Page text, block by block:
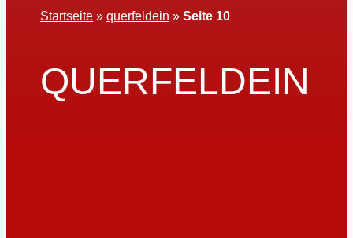
Startseite »querfeldein »Seite 10
QUERFELDEIN